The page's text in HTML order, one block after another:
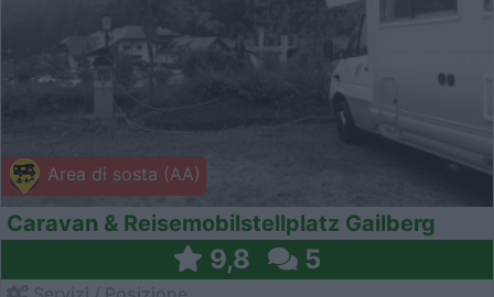
Area di sosta (AA)
Caravan & Reisemobilstellplatz Gailberg
9,8 5